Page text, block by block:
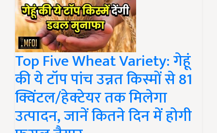
Top Five Wheat Variety: गेहूं
की ये टॉप पांच उन्नत किस्मों से 81
क्विंटल/हेक्टेयर तक मिलेगा
उत्पादन, जानें कितने दिन में होगी